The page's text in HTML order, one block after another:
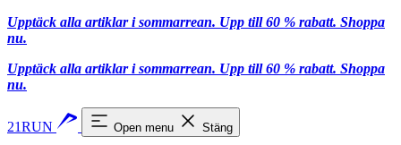
Upptäck alla artiklar i sommarrean. Upp till 60 % rabatt. Shoppa
nu.
Upptäck alla artiklar i sommarrean. Upp till 60 % rabatt. Shoppa
nu.
21RUN Open menu Stäng